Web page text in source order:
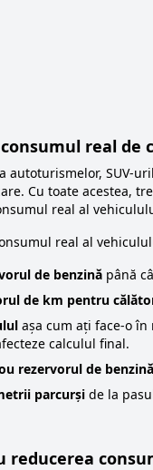
real
autoturismelor, SUV-
Cu toate acestea,
real al
real al
de benzină până
de km pentru
așa cum ați face-o
calculul final.
rezervorul de benzină
parcurși de la
reducerea